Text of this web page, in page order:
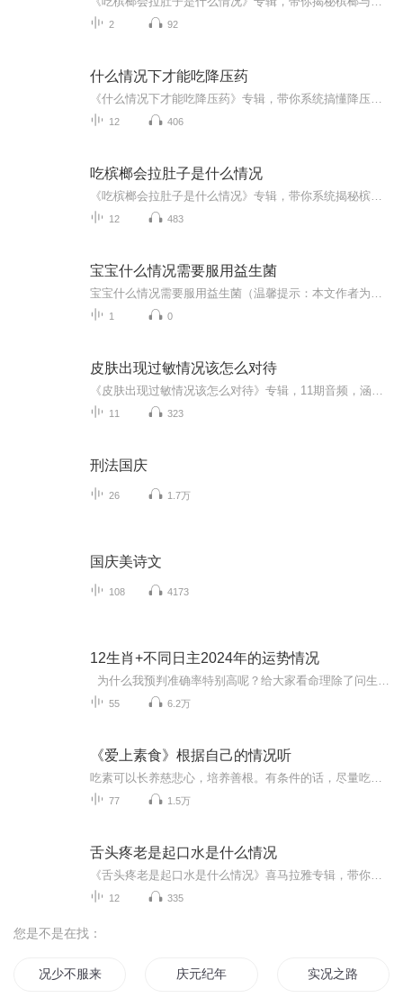
2 92
什么情况下才能吃降压药
12 406
吃槟榔会拉肚子是什么情况
12 483
宝宝什么情况需要服用益生菌
1 0
皮肤出现过敏情况该怎么对待
11 323
刑法国庆
26 1.7万
国庆美诗文
108 4173
12生肖+不同日主2024年的运势情况
55 6.2万
《爱上素食》根据自己的情况听
77 1.5万
舌头疼老是起口水是什么情况
12 335
您是不是在找：
况少不服来战 庆元纪年 实况之路